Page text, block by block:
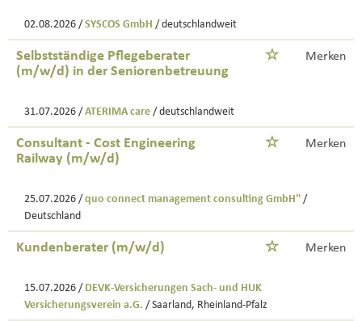
02.08.2026 / SYSCOS GmbH / deutschlandweit
Selbstständige Pflegeberater
(m/w/d) in der Seniorenbetreuung
Merken
31.07.2026 / ATERIMA care / deutschlandweit
Consultant - Cost Engineering
Railway (m/w/d)
Merken
25.07.2026 / quo connect management consulting GmbH'' /
Deutschland
Kundenberater (m/w/d) Merken
15.07.2026 / DEVK-Versicherungen Sach- und HUK
Versicherungsverein a.G. / Saarland, Rheinland-Pfalz